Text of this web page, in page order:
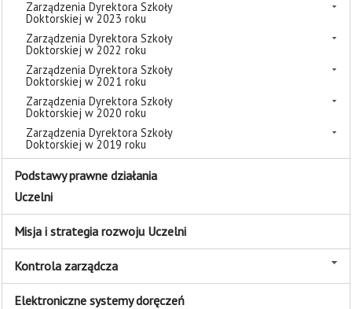
Zarządzenia Dyrektora Szkoły
Doktorskiej w 2023 roku
Zarządzenia Dyrektora Szkoły
Doktorskiej w 2022 roku
Zarządzenia Dyrektora Szkoły
Doktorskiej w 2021 roku
Zarządzenia Dyrektora Szkoły
Doktorskiej w 2020 roku
Zarządzenia Dyrektora Szkoły
Doktorskiej w 2019 roku
Podstawy prawne działania
Uczelni
Misja i strategia rozwoju Uczelni
Kontrola zarządcza
Elektroniczne systemy doręczeń